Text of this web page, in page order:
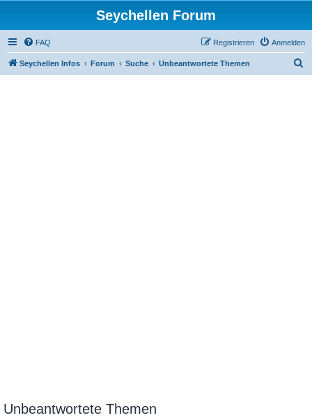
Seychellen Forum
FAQ Anmelden
Registrieren
Seychellen Infos Forum Suche Unbeantwortete Themen
Unbeantwortete Themen